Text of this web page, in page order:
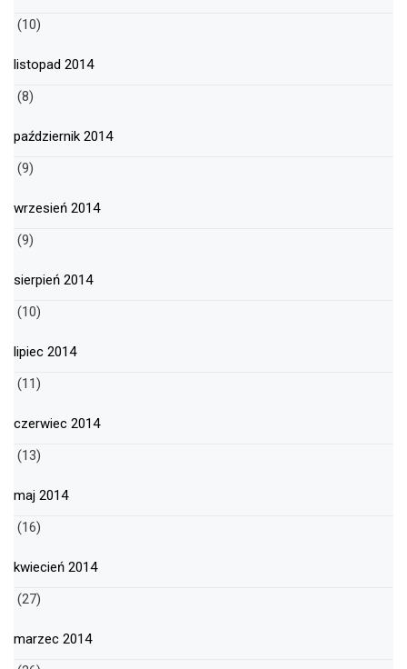
(10)
listopad 2014
(8)
październik 2014
(9)
wrzesień 2014
(9)
sierpień 2014
(10)
lipiec 2014
(11)
czerwiec 2014
(13)
maj 2014
(16)
kwiecień 2014
(27)
marzec 2014